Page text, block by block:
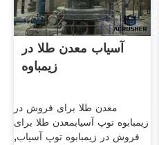
آسیاب معدن طلا در
زیمباوه
معدن طلا برای فروش در
زیمبابوه توپ آسیابمعدن طلا برای
فروش در زیمبابوه توپ آسیاب,